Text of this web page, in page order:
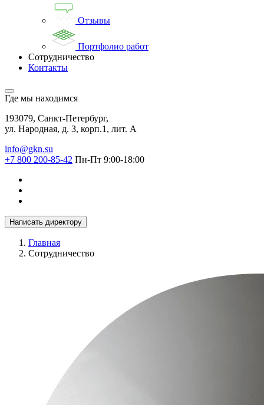
Отзывы
Портфолио работ
Сотрудничество
Контакты
Где мы находимся
193079, Санкт-Петербург,
ул. Народная, д. 3, корп.1, лит. А
info@gkn.su
+7 800 200-85-42 Пн-Пт 9:00-18:00
Написать директору
Главная
Сотрудничество